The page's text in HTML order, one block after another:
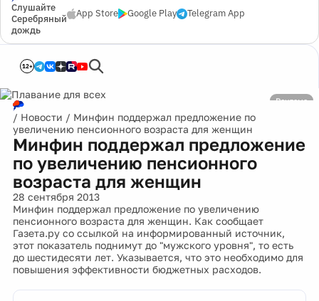
Слушайте
Серебряный
дождь
App Store Google Play Telegram App
12+
Реклама
/ Новости / Минфин поддержал предложение по
увеличению пенсионного возраста для женщин
Минфин поддержал предложение
по увеличению пенсионного
возраста для женщин
28 сентября 2013
Минфин поддержал предложение по увеличению
пенсионного возраста для женщин. Как сообщает
Газета.ру со ссылкой на информированный источник,
этот показатель поднимут до "мужского уровня", то есть
до шестидесяти лет. Указывается, что это необходимо для
повышения эффективности бюджетных расходов.